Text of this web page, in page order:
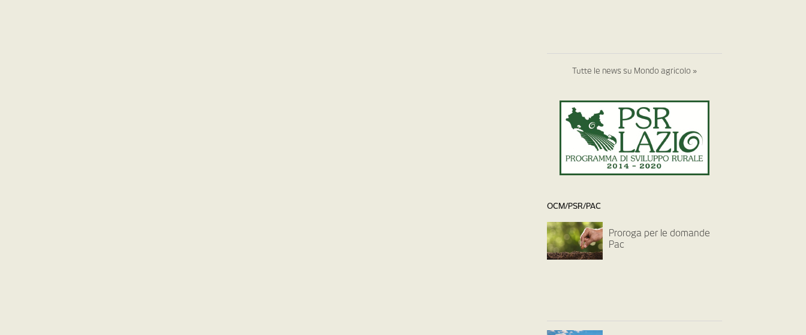
Tutte le news su Mondo agricolo »
OCM/PSR/PAC
Proroga per le domande
Pac